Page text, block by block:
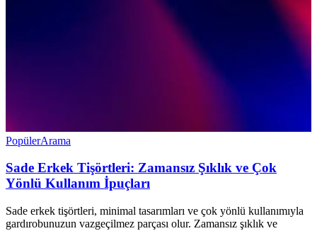
PopülerArama
Sade Erkek Tişörtleri: Zamansız Şıklık ve Çok
Yönlü Kullanım İpuçları
Sade erkek tişörtleri, minimal tasarımları ve çok yönlü kullanımıyla
gardırobunuzun vazgeçilmez parçası olur. Zamansız şıklık ve